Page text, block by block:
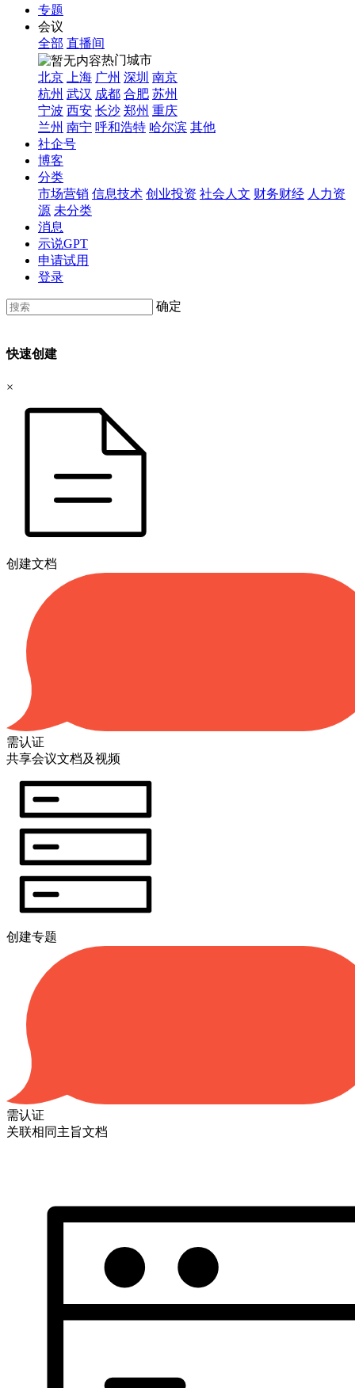
专题
会议
全部 直播间
热门城市
北京
上海 广州 深圳 南京
杭州 武汉 成都 合肥 苏州
宁波 西安 长沙 郑州 重庆
兰州 南宁 呼和浩特 哈尔滨 其他
社企号
博客
分类
市场营销 信息技术 创业投资 社会人文 财务财经 人力资
源 未分类
消息
示说GPT
申请试用
登录
确定
快速创建
×
创建文档
需认证
共享会议文档及视频
创建专题
需认证
关联相同主旨文档